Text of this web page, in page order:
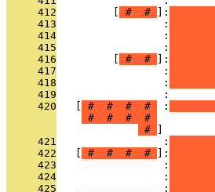
     412
# # ]:
     413
                 :
     414
                 :
     415
                 :
     416
# # ]:
     417
                 :
     418
                 :
     419
:
     420
# # # # :
#
# #
#
#
     421
                 :
     422
# # # # ]:
     423
                 :
     424
                 :
     425
                 :